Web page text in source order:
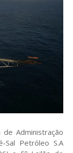
Administração
Petróleo S.A